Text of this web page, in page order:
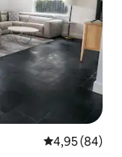
4,95 (84)